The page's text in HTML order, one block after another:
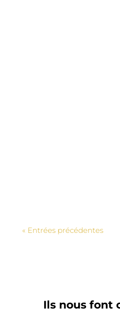
« Entrées précédentes
Ils nous font